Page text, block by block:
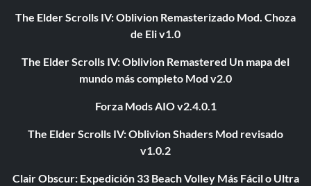
The Elder Scrolls IV: Oblivion Remasterizado Mod. Choza
de Eli v1.0
The Elder Scrolls IV: Oblivion Remastered Un mapa del
mundo más completo Mod v2.0
Forza Mods AIO v2.4.0.1
The Elder Scrolls IV: Oblivion Shaders Mod revisado
v1.0.2
Clair Obscur: Expedición 33 Beach Volley Más Fácil o Ultra